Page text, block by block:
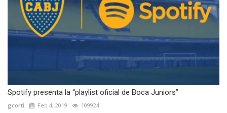
Spotify presenta la “playlist oficial de Boca Juniors”
gcorti Feb 4, 2019 109924